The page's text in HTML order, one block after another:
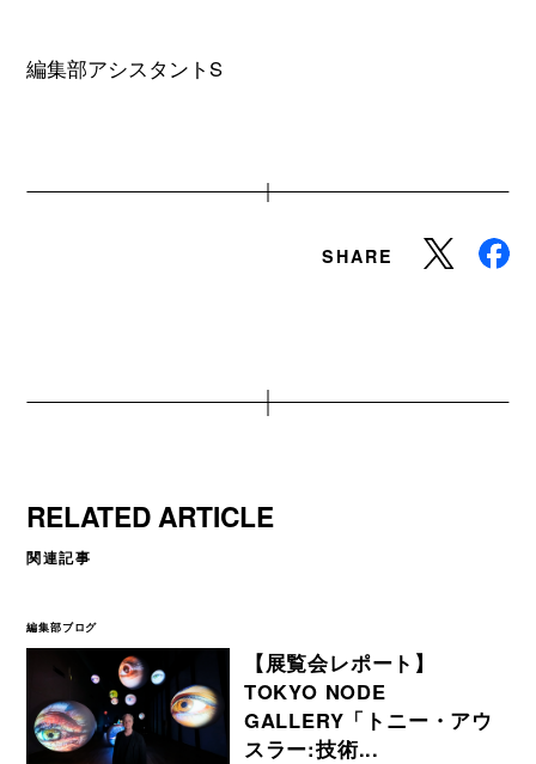
編集部アシスタントS
SHARE
RELATED ARTICLE
関連記事
編集部ブログ
【展覧会レポート】
TOKYO NODE
GALLERY「トニー・アウ
スラー:技術...